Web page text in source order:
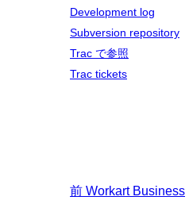
Development log
Subversion repository
Trac で参照
Trac tickets
前 Workart Business